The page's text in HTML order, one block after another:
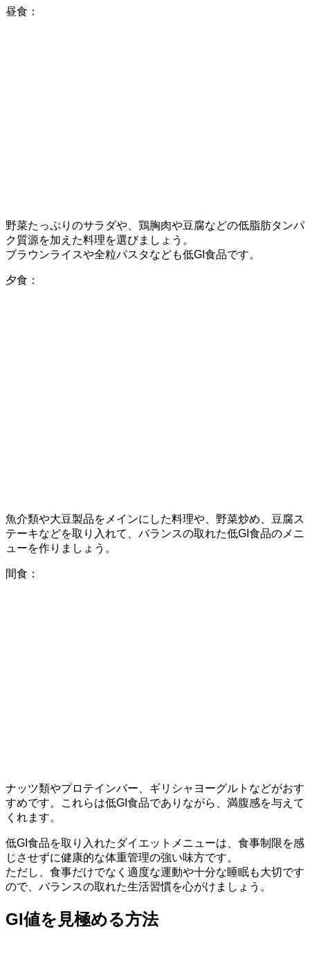
昼食：
野菜たっぷりのサラダや、鶏胸肉や豆腐などの低脂肪タンパ
ク質源を加えた料理を選びましょう。
ブラウンライスや全粒パスタなども低GI食品です。
夕食：
魚介類や大豆製品をメインにした料理や、野菜炒め、豆腐ス
テーキなどを取り入れて、バランスの取れた低GI食品のメニ
ューを作りましょう。
間食：
ナッツ類やプロテインバー、ギリシャヨーグルトなどがおす
すめです。これらは低GI食品でありながら、満腹感を与えて
くれます。
低GI食品を取り入れたダイエットメニューは、食事制限を感
じさせずに健康的な体重管理の強い味方です。
ただし、食事だけでなく適度な運動や十分な睡眠も大切です
ので、バランスの取れた生活習慣を心がけましょう。
GI値を見極める方法